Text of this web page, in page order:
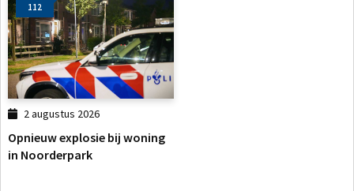
112
2 augustus 2026
Opnieuw explosie bij woning
in Noorderpark